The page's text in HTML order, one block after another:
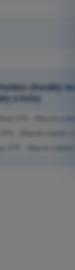
zkoušky
a kvízy
STS - Obecné znalosti